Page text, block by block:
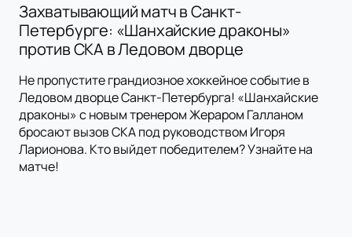
Захватывающий матч в Санкт-
Петербурге: «Шанхайские драконы»
против СКА в Ледовом дворце
Не пропустите грандиозное хоккейное событие в
Ледовом дворце Санкт-Петербурга! «Шанхайские
драконы» с новым тренером Жераром Галланом
бросают вызов СКА под руководством Игоря
Ларионова. Кто выйдет победителем? Узнайте на
матче!